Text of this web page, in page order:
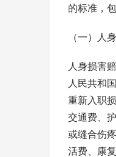
的标准，
（一）人
人身损害
人民共和
重新入职
交通费、
或缝合伤
活费、康